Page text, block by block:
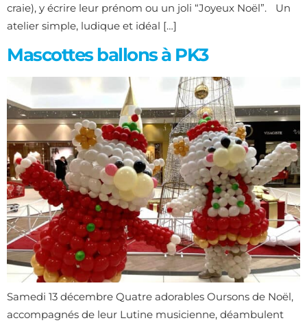
craie), y écrire leur prénom ou un joli “Joyeux Noël”. Un
atelier simple, ludique et idéal […]
Mascottes ballons à PK3
Samedi 13 décembre Quatre adorables Oursons de Noël,
accompagnés de leur Lutine musicienne, déambulent